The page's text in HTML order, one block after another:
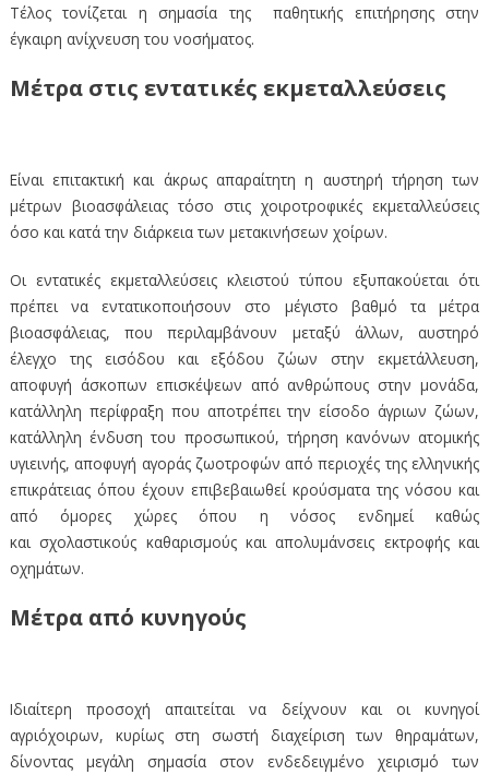
Τέλος τονίζεται η σημασία της παθητικής επιτήρησης στην
έγκαιρη ανίχνευση του νοσήματος.
Μέτρα στις εντατικές εκμεταλλεύσεις
Είναι επιτακτική και άκρως απαραίτητη η αυστηρή τήρηση των
μέτρων βιοασφάλειας τόσο στις χοιροτροφικές εκμεταλλεύσεις
όσο και κατά την διάρκεια των μετακινήσεων χοίρων.
Οι εντατικές εκμεταλλεύσεις κλειστού τύπου εξυπακούεται ότι
πρέπει να εντατικοποιήσουν στο μέγιστο βαθμό τα μέτρα
βιοασφάλειας, που περιλαμβάνουν μεταξύ άλλων, αυστηρό
έλεγχο της εισόδου και εξόδου ζώων στην εκμετάλλευση,
αποφυγή άσκοπων επισκέψεων από ανθρώπους στην μονάδα,
κατάλληλη περίφραξη που αποτρέπει την είσοδο άγριων ζώων,
κατάλληλη ένδυση του προσωπικού, τήρηση κανόνων ατομικής
υγιεινής, αποφυγή αγοράς ζωοτροφών από περιοχές της ελληνικής
επικράτειας όπου έχουν επιβεβαιωθεί κρούσματα της νόσου και
από όμορες χώρες όπου η νόσος ενδημεί καθώς
και σχολαστικούς καθαρισμούς και απολυμάνσεις εκτροφής και
οχημάτων.
Μέτρα από κυνηγούς
Ιδιαίτερη προσοχή απαιτείται να δείχνουν και οι κυνηγοί
αγριόχοιρων, κυρίως στη σωστή διαχείριση των θηραμάτων,
δίνοντας μεγάλη σημασία στον ενδεδειγμένο χειρισμό των